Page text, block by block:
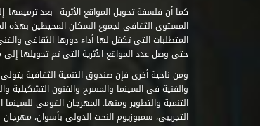
كما أن فلسفة تحويل المواقع الأثرية –بعد
المستوى الثقافى لجموع السكان المحيطين بهذه
حتى وصل عدد المواقع الأثرية التى تم تحويلها إلى مراكز
ومن ناحية أخرى فإن صندوق التنمية الثقافية
والفنية فى السينما والمسرح والفنون
التنمية والتطوير ومنها: المهرجان القومى
التجريبى، سمبوزيوم النحت الدولى بأسوان،